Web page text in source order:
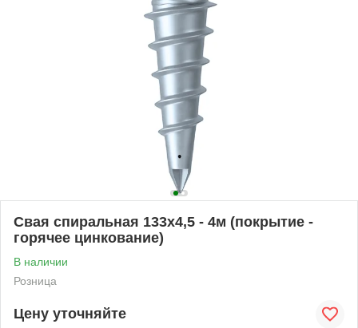
Свая спиральная 133х4,5 - 4м (покрытие -
горячее цинкование)
В наличии
Розница
Цену уточняйте